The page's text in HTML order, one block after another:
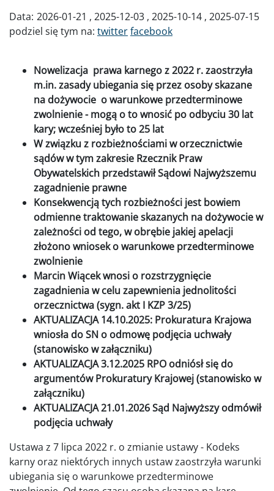
Data: 2026-01-21 2025-12-03 2025-10-14 2025-07-15
podziel się tym na: twitterfacebook
Nowelizacja prawa karnego z 2022 r. zaostrzyła
m.in. zasady ubiegania się przez osoby skazane
na dożywocie o warunkowe przedterminowe
zwolnienie - mogą o to wnosić po odbyciu 30 lat
kary; wcześniej było to 25 lat
W związku z rozbieżnościami w orzecznictwie
sądów w tym zakresie Rzecznik Praw
Obywatelskich przedstawił Sądowi Najwyższemu
zagadnienie prawne
Konsekwencją tych rozbieżności jest bowiem
odmienne traktowanie skazanych na dożywocie w
zależności od tego, w obrębie jakiej apelacji
złożono wniosek o warunkowe przedterminowe
zwolnienie
Marcin Wiącek wnosi o rozstrzygnięcie
zagadnienia w celu zapewnienia jednolitości
orzecznictwa (sygn. akt I KZP 3/25)
AKTUALIZACJA 14.10.2025: Prokuratura Krajowa
wniosła do SN o odmowę podjęcia uchwały
(stanowisko w załączniku)
AKTUALIZACJA 3.12.2025 RPO odniósł się do
argumentów Prokuratury Krajowej (stanowisko w
załączniku)
AKTUALIZACJA 21.01.2026 Sąd Najwyższy odmówił
podjęcia uchwały
Ustawa z 7 lipca 2022 r. o zmianie ustawy - Kodeks
karny oraz niektórych innych ustaw zaostrzyła warunki
ubiegania się o warunkowe przedterminowe